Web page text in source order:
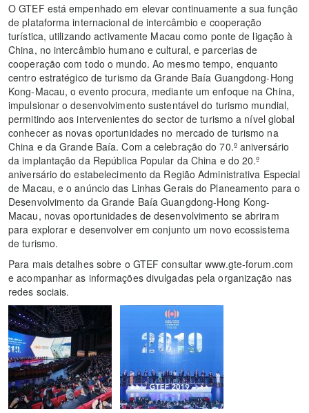
O GTEF está empenhado em elevar continuamente a sua função
de plataforma internacional de intercâmbio e cooperação
turística, utilizando activamente Macau como ponte de ligação à
China, no intercâmbio humano e cultural, e parcerias de
cooperação com todo o mundo. Ao mesmo tempo, enquanto
centro estratégico de turismo da Grande Baía Guangdong-Hong
Kong-Macau, o evento procura, mediante um enfoque na China,
impulsionar o desenvolvimento sustentável do turismo mundial,
permitindo aos intervenientes do sector de turismo a nível global
conhecer as novas oportunidades no mercado de turismo na
China e da Grande Baía. Com a celebração do 70.º aniversário
da implantação da República Popular da China e do 20.º
aniversário do estabelecimento da Região Administrativa Especial
de Macau, e o anúncio das Linhas Gerais do Planeamento para o
Desenvolvimento da Grande Baía Guangdong-Hong Kong-
Macau, novas oportunidades de desenvolvimento se abriram
para explorar e desenvolver em conjunto um novo ecossistema
de turismo.
Para mais detalhes sobre o GTEF consultar www.gte-forum.com
e acompanhar as informações divulgadas pela organização nas
redes sociais.